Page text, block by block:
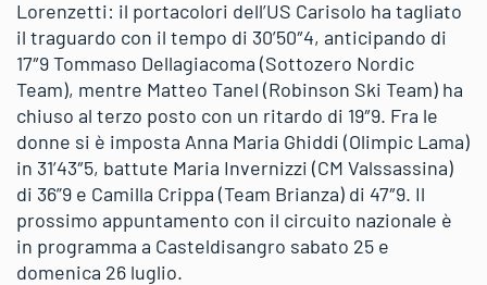
Lorenzetti: il portacolori dell’US Carisolo ha tagliato
il traguardo con il tempo di 30’50″4, anticipando di
17″9 Tommaso Dellagiacoma (Sottozero Nordic
Team), mentre Matteo Tanel (Robinson Ski Team) ha
chiuso al terzo posto con un ritardo di 19″9. Fra le
donne si è imposta Anna Maria Ghiddi (Olimpic Lama)
in 31’43″5, battute Maria Invernizzi (CM Valssassina)
di 36”9 e Camilla Crippa (Team Brianza) di 47″9. Il
prossimo appuntamento con il circuito nazionale è
in programma a Casteldisangro sabato 25 e
domenica 26 luglio.